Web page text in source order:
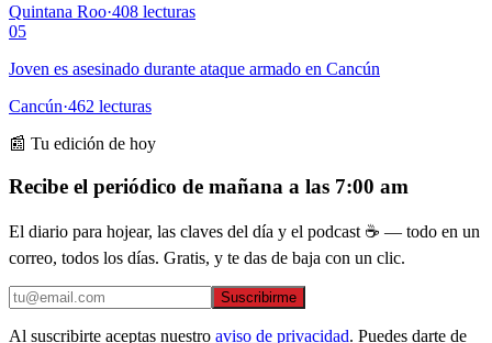
Quintana Roo·408 lecturas
05
Joven es asesinado durante ataque armado en Cancún
Cancún·462 lecturas
📰 Tu edición de hoy
Recibe el periódico de mañana a las 7:00 am
El diario para hojear, las claves del día y el podcast ☕ — todo en un
correo, todos los días. Gratis, y te das de baja con un clic.
Suscribirme
Al suscribirte aceptas nuestro aviso de privacidad. Puedes darte de